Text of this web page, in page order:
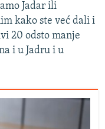
Jadar ili
kako ste već dali i
20 odsto manje
i u Jadru i u